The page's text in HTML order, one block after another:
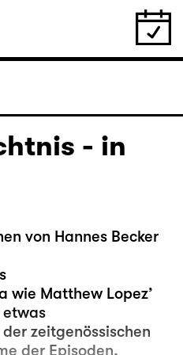
- in
von Hannes Becker
wie Matthew Lopez’
etwas
zeitgenössischen
der Episoden,